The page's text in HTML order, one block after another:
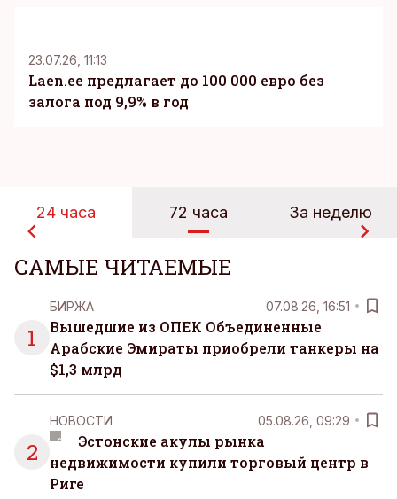
23.07.26, 11:13
Laen.ee предлагает до 100 000 евро без
залога под 9,9% в год
24 часа 72 часа За неделю
САМЫЕ ЧИТАЕМЫЕ
1
БИРЖА 07.08.26, 16:51
Вышедшие из ОПЕК Объединенные
Арабские Эмираты приобрели танкеры на
$1,3 млрд
2
НОВОСТИ 05.08.26, 09:29
Эстонские акулы рынка
недвижимости купили торговый центр в
Риге